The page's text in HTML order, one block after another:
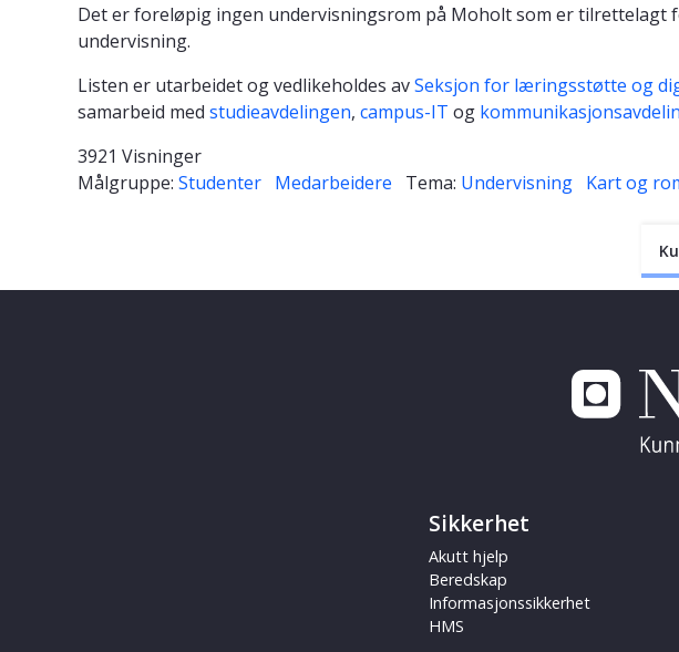
Det er foreløpig ingen undervisningsrom på Moholt som er tilrettelagt
undervisning.
Listen er utarbeidet og vedlikeholdes avSeksjon for læringsstøtte og
samarbeid med studieavdelingen, campus-IT og
3921 Visninger
Målgruppe: Studenter Medarbeidere Tema: Undervisning Kart og
Sikkerhet
Akutt hjelp
Beredskap
Informasjonssikkerhet
HMS